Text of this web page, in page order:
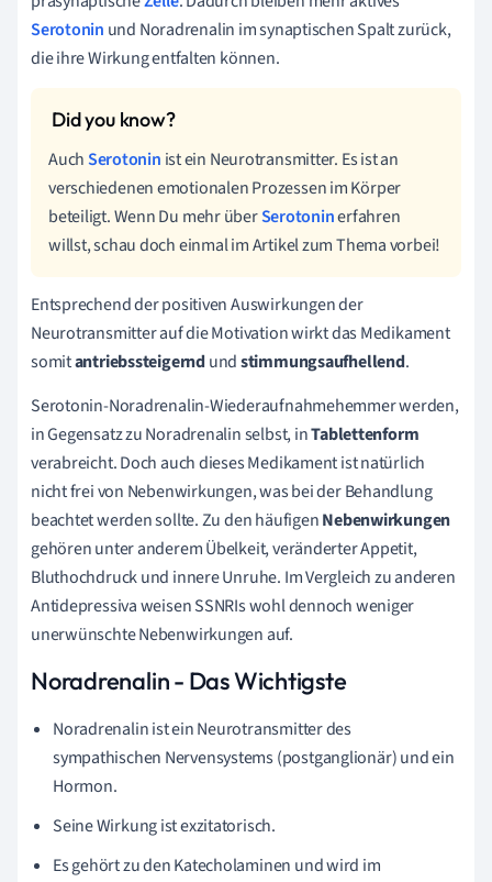
Serotonin und Noradrenalin im synaptischen Spalt zurück,
die ihre Wirkung entfalten können.
AuchSerotonin ist ein Neurotransmitter. Es ist an
verschiedenen emotionalen Prozessen im Körper
beteiligt. Wenn Du mehr überSerotoninerfahren
willst, schau doch einmal im Artikel zum Thema vorbei!
Entsprechend der positiven Auswirkungen der
Neurotransmitter auf die Motivation wirkt das Medikament
somitantriebssteigerndundstimmungsaufhellend.
Serotonin-Noradrenalin-Wiederaufnahmehemmer werden,
in Gegensatz zu Noradrenalin selbst, inTablettenform
verabreicht. Doch auch dieses Medikament ist natürlich
nicht frei von Nebenwirkungen, was bei der Behandlung
beachtet werden sollte. Zu den häufigenNebenwirkungen
gehören unter anderem Übelkeit, veränderter Appetit,
Bluthochdruck und innere Unruhe. Im Vergleich zu anderen
Antidepressiva weisen SSNRIs wohl dennoch weniger
unerwünschte Nebenwirkungen auf.
Noradrenalin - Das Wichtigste
Noradrenalin ist ein Neurotransmitter des
sympathischen Nervensystems (postganglionär) und ein
Hormon.
Seine Wirkung ist exzitatorisch.
Es gehört zu den Katecholaminen und wird im